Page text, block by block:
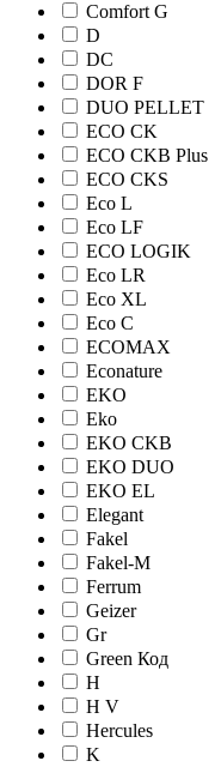
Comfort G
D
DC
DOR F
DUO PELLET
ECO CK
ECO CKB Plus
ECO CKS
Eco L
Eco LF
ECO LOGIK
Eco LR
Eco XL
Eco С
ECOMAX
Econature
EKO
Eko
EKO CKB
EKO DUO
EKO EL
Elegant
Fakel
Fakel-M
Ferrum
Geizer
Gr
Green Код
H
H V
Hercules
K